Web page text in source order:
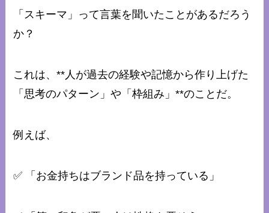
「スキーマ」って言葉を聞いたことがあるだろう
か？
これは、**人が過去の経験や記憶から作り上げた
「思考のパターン」や「枠組み」**のことだ。
例えば、
✅ 「お金持ちはブランド品を持っている」